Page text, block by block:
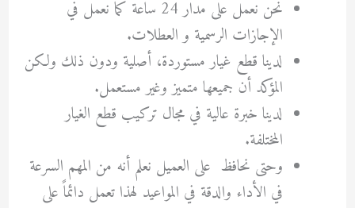
نحن نعمل على مدار 24 ساعة كما نعمل في
الإجازات الرسمية و العطلات.
لدينا قطع غيار مستوردة، أصلية ودون ذلك ولكن
المؤكد أن جميعها متميز وغير مستعمل.
لدينا خبرة عالية في مجال تركيب قطع الغيار
المختلفة.
وحتى نحافظ على العميل نعلم أنه من المهم السرعة
في الأداء والدقة في المواعيد لهذا تعمل دائماً على